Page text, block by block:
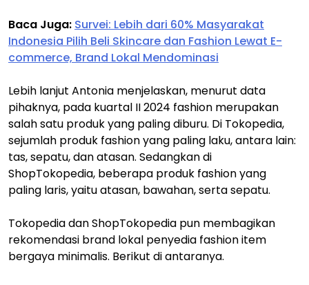
Baca Juga: Survei: Lebih dari 60% Masyarakat
Indonesia Pilih Beli Skincare dan Fashion Lewat E-
commerce, Brand Lokal Mendominasi
Lebih lanjut Antonia menjelaskan, menurut data
pihaknya, pada kuartal II 2024 fashion merupakan
salah satu produk yang paling diburu. Di Tokopedia,
sejumlah produk fashion yang paling laku, antara lain:
tas, sepatu, dan atasan. Sedangkan di
ShopTokopedia, beberapa produk fashion yang
paling laris, yaitu atasan, bawahan, serta sepatu.
Tokopedia dan ShopTokopedia pun membagikan
rekomendasi brand lokal penyedia fashion item
bergaya minimalis. Berikut di antaranya.